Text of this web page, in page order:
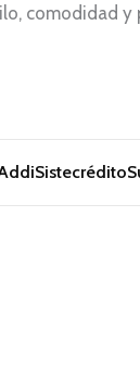
comodidad
Sistecrédito